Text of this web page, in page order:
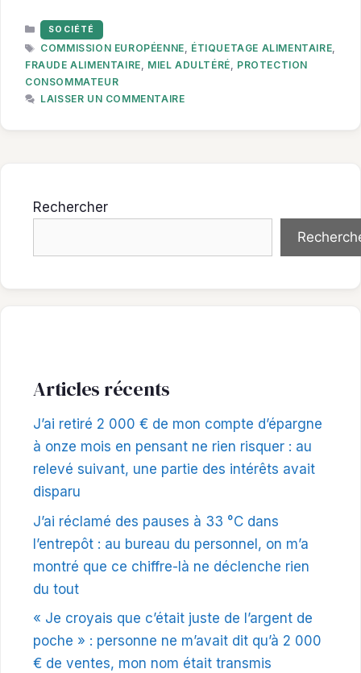
CATÉGORIES
SOCIÉTÉ
ÉTIQUETTES
COMMISSION EUROPÉENNE, ÉTIQUETAGE ALIMENTAIRE,
FRAUDE ALIMENTAIRE, MIEL ADULTÉRÉ, PROTECTION
CONSOMMATEUR
LAISSER UN COMMENTAIRE
Rechercher
Articles récents
J’ai retiré 2 000 € de mon compte d’épargne
à onze mois en pensant ne rien risquer : au
relevé suivant, une partie des intérêts avait
disparu
J’ai réclamé des pauses à 33 °C dans
l’entrepôt : au bureau du personnel, on m’a
montré que ce chiffre-là ne déclenche rien
du tout
« Je croyais que c’était juste de l’argent de
poche » : personne ne m’avait dit qu’à 2 000
€ de ventes, mon nom était transmis